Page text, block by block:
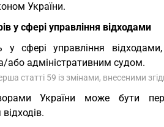
України.
у сфері управління відходами
сфері управління
або адміністративним судом.
статті 59 із змінами, внесеними
України може бути